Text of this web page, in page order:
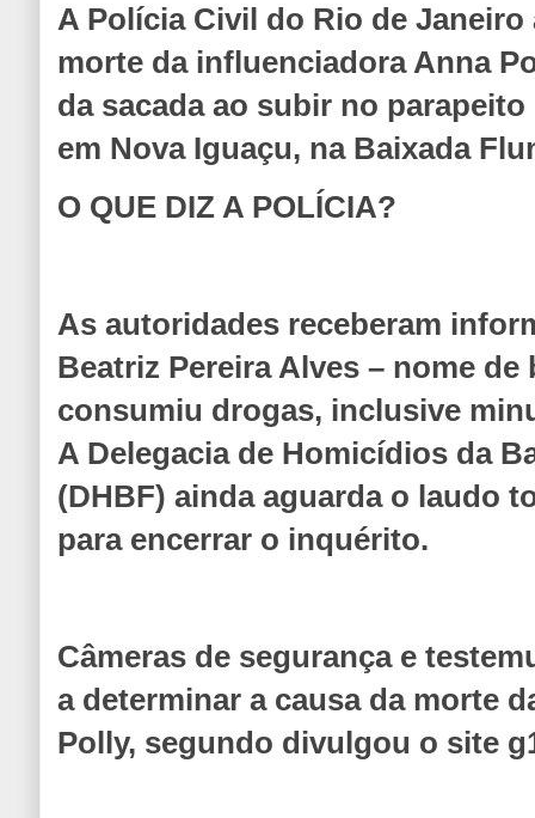
A Polícia Civil do Rio de
morte da influenciadora Anna
da sacada ao subir no
em Nova Iguaçu, na Baixada
O QUE DIZ A POLÍCIA?
As autoridades receberam
Beatriz Pereira Alves – nome
consumiu drogas, inclusive
A Delegacia de Homicídios da
(DHBF) ainda aguarda o laudo
para encerrar o inquérito.
Câmeras de segurança e
a determinar a causa da morte
Polly, segundo divulgou o site